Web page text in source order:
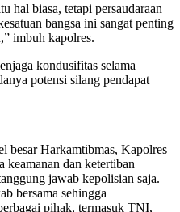
hal biasa, tetapi persaudaraan
bangsa ini sangat penting
imbuh kapolres.
kondusifitas selama
potensi silang pendapat
besar Harkamtibmas, Kapolres
keamanan dan ketertiban
jawab kepolisian saja.
bersama sehingga
pihak, termasuk TNI,